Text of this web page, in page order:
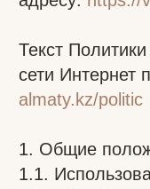
обработки
1.2. В случае
Политики
Пользователь обязан
использование сайта
конфиденциальности
к сайтуhttps://vagiton-